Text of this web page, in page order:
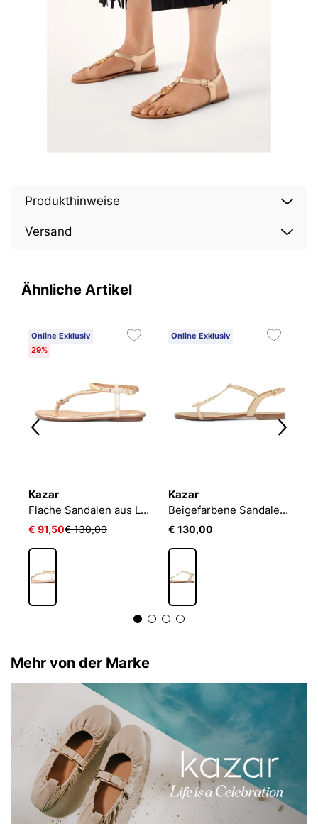
Produkthinweise
Versand
Ähnliche Artikel
Online Exklusiv
29%
Kazar
Flache Sandalen aus Leder
€ 91,50€ 130,00
Online Exklusiv
Kazar
Beigefarbene Sandalen mit geflochtenem Riemen
€ 130,00
Mehr von der Marke